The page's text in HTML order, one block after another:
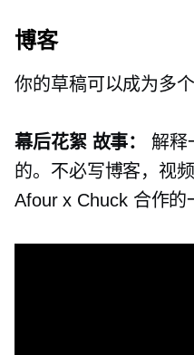
博客
你的草稿可以成为多
幕后花絮故事：
解释
的。不必写博客，视
Afour x Chuck 合作的